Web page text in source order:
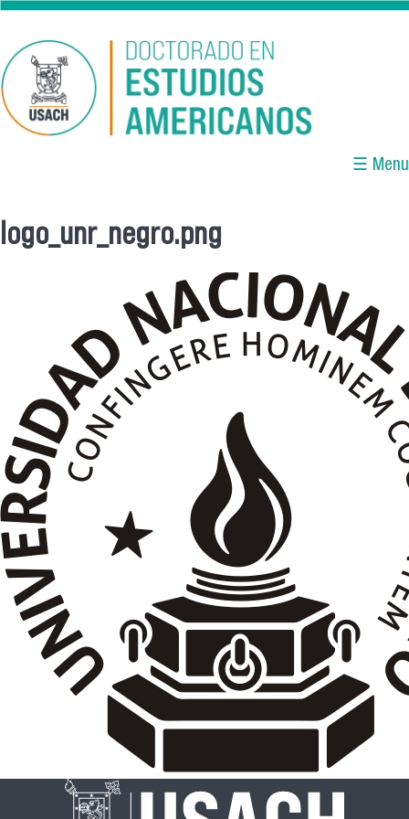
Pasar al contenido principal
☰ Menu
Se encuentra usted aquí
logo_unr_negro.png